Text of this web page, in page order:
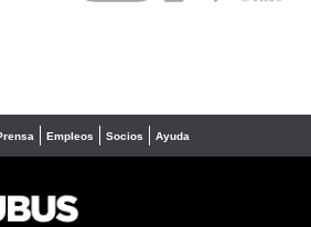
Empleos Socios Ayuda